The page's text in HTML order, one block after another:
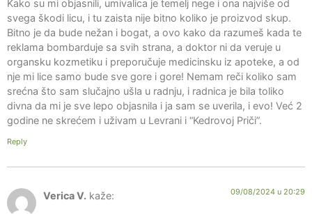
Kako su mi objasnili, umivalica je temelj nege i ona najviše od
svega škodi licu, i tu zaista nije bitno koliko je proizvod skup.
Bitno je da bude nežan i bogat, a ovo kako da razumeš kada te
reklama bombarduje sa svih strana, a doktor ni da veruje u
organsku kozmetiku i preporučuje medicinsku iz apoteke, a od
nje mi lice samo bude sve gore i gore! Nemam reči koliko sam
srećna što sam slučajno ušla u radnju, i radnica je bila toliko
divna da mi je sve lepo objasnila i ja sam se uverila, i evo! Već 2
godine ne skrećem i uživam u Levrani i “Kedrovoj Priči”.
Reply
Verica V. kaže: 09/08/2024 u 20:29